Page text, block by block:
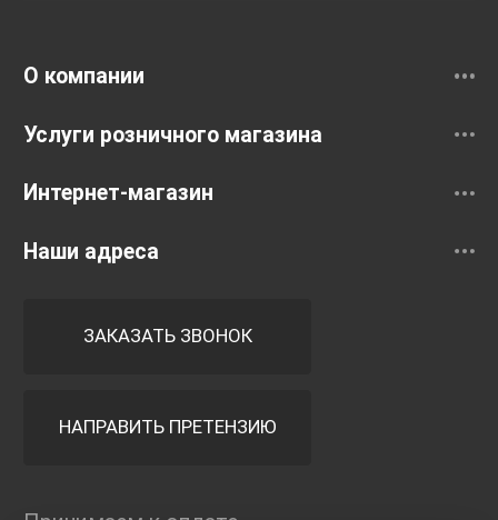
О компании
Услуги розничного магазина
Интернет-магазин
Наши адреса
ЗАКАЗАТЬ ЗВОНОК
НАПРАВИТЬ ПРЕТЕНЗИЮ